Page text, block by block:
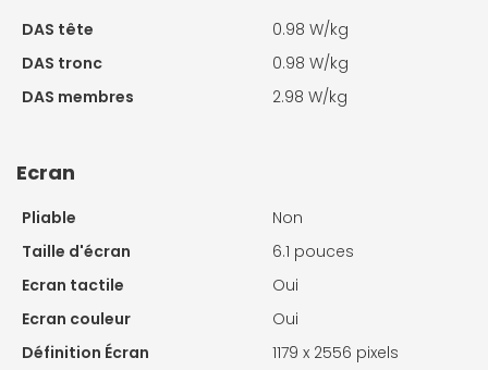
DAS tête
0.98 W/kg
DAS tronc
0.98 W/kg
DAS membres
2.98 W/kg
Ecran
Pliable
Non
Taille d'écran
6.1 pouces
Ecran tactile
Oui
Ecran couleur
Oui
Définition Écran
1179 x 2556 pixels